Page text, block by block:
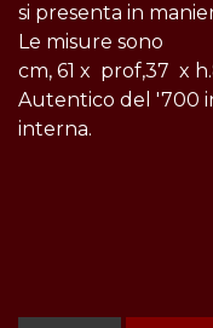
si presenta in
Le misure sono
cm, 61 x prof,37 x
Autentico del '700
interna.